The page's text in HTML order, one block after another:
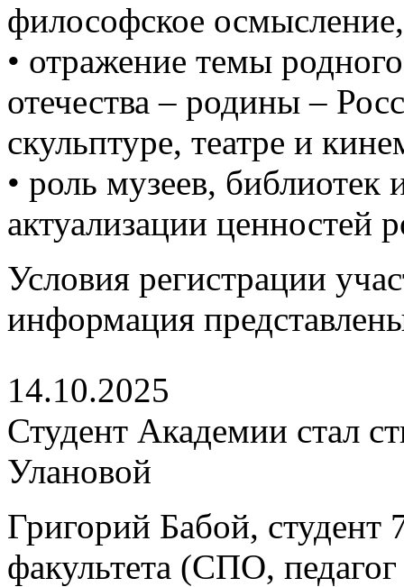
философское
• отражение темы
отечества – родины –
скульптуре, театре и
• роль музеев,
актуализации ценностей
Условия регистрации
информация
14.10.2025
Студент Академии стал
Улановой
Григорий Бабой, студент
факультета (СПО,